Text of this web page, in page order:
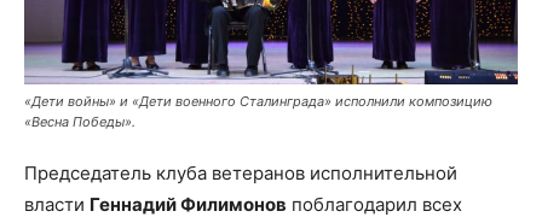
«Дети войны» и «Дети военного Сталинграда» исполнили композицию
«Весна Победы».
Председатель клуба ветеранов исполнительной
власти Геннадий Филимонов поблагодарил всех